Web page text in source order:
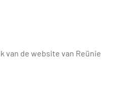
van de website van Reünie